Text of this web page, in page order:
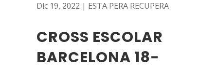
Dic 19, 2022 | ESTA PERA RECUPERA
CROSS ESCOLAR
BARCELONA 18-